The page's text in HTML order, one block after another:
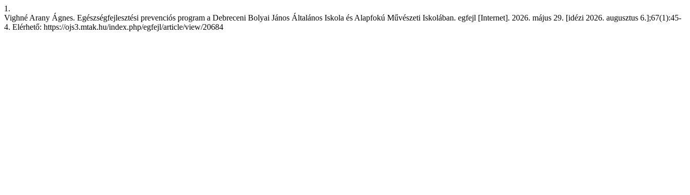
1.
Vighné Arany Ágnes. Egészségfejlesztési prevenciós program a Debreceni Bolyai János Általános Iskola és Alapfokú Művészeti Iskolában. egfejl [Internet]. 2026. május 29. [idézi 2026. augusztus 6.];67(1):45-
4. Elérhető: https://ojs3.mtak.hu/index.php/egfejl/article/view/20684